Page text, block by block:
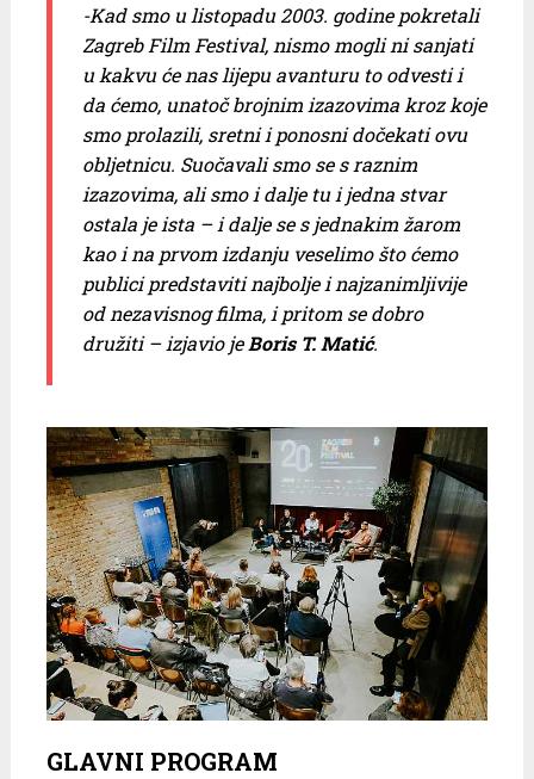
-Kad smo u listopadu 2003. godine pokretali
Zagreb Film Festival, nismo mogli ni sanjati
u kakvu će nas lijepu avanturu to odvesti i
da ćemo, unatoč brojnim izazovima kroz koje
smo prolazili, sretni i ponosni dočekati ovu
obljetnicu. Suočavali smo se s raznim
izazovima, ali smo i dalje tu i jedna stvar
ostala je ista – i dalje se s jednakim žarom
kao i na prvom izdanju veselimo što ćemo
publici predstaviti najbolje i najzanimljivije
od nezavisnog filma, i pritom se dobro
družiti – izjavio jeBoris T. Matić.
GLAVNI PROGRAM